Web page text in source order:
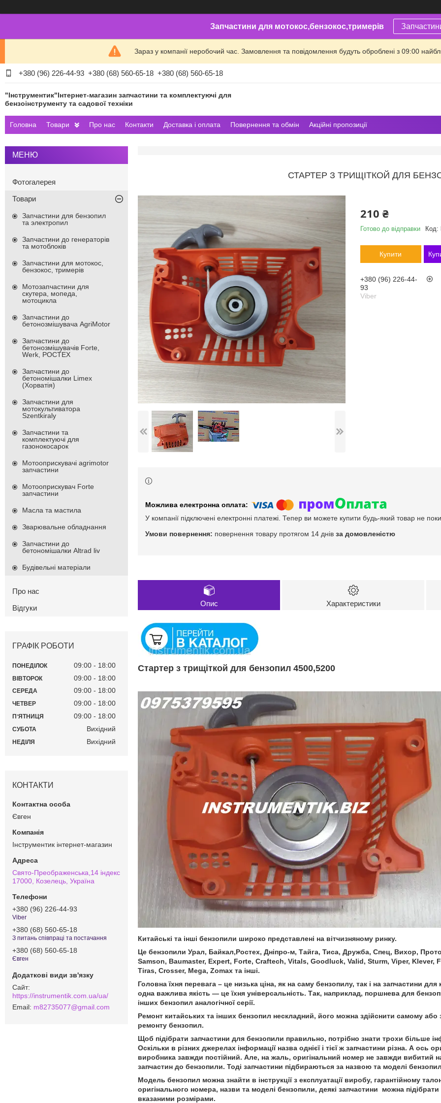
Запчастини для мотокос,бензокос,тримерів
Зараз у компанії неробочий час. Замовлення та повідомлення будуть оброблені з 09:00
+380 (96) 226-44-93 +380 (68) 560-65-18 +380 (68) 560-65-18
"Інструментик"Інтернет-магазин запчастини та комплектуючі для
бензоінструменту та садової техніки
Головна Товари Про нас Контакти Доставка і оплата Повернення та обмін Акційні пропозиції
СТАРТЕР З ТРИЩІТКОЙ ДЛЯ
210 ₴
Готово до відправки Код:
Купити
+380 (96) 226-44-
93
Viber
У компанії підключені електронні платежі. Тепер ви можете купити будь-який товар не
повернення товару протягом 14 днів за домовленістю
Опис Характеристики
Стартер з трищіткой для бензопил 4500,5200
Китайські та інші бензопили широко представлені на вітчизняному ринку.
Це бензопили Урал, Байкал,Ростех, Дніпро-м, Тайга, Тиса, Дружба, Спец, Вихор,
Samson, Baumaster, Expert, Forte, Craftech, Vitals, Goodluck, Valid, Sturm, Viper, Klever,
Tiras, Crosser, Mega, Zomax та інші.
Головна їхня перевага – це низька ціна, як на саму бензопилу, так і на запчастини
одна важлива якість — це їхня універсальність. Так, наприклад, поршнева для
інших бензопил аналогічної серії.
Ремонт китайських та інших бензопил нескладний, його можна здійснити самому або
ремонту бензопил.
Щоб підібрати запчастини для бензопили правильно, потрібно знати трохи більше
Оскільки в різних джерелах інформації назва однієї і тієї ж запчастини різна. А ось
виробника завжди постійний. Але, на жаль, оригінальний номер не завжди вибитий
запчастин до бензопили. Тоді запчастини підбираються за назвою та моделі
Модель бензопил можна знайти в інструкції з експлуатації виробу, гарантійному
оригінального номера, назви та моделі бензопили, деякі запчастини можна
вказаними розмірами.
Фотогалерея
Товари
Запчастини для бензопил
та электропил
Запчастини до генераторів
та мотоблоків
Запчастини для мотокос,
бензокос, тримерів
Мотозапчастини для
скутера, мопеда,
мотоцикла
Запчастини до
бетонозмішувача AgriMotor
Запчастини до
бетонозмішувачів Forte,
Werk, РОСТЕХ
Запчастини до
бетономішалки Limex
(Хорватія)
Запчастини для
мотокультиватора
Szentkiraly
Запчастини та
комплектуючі для
газонокосарок
Мотооприскувачі agrimotor
запчастини
Мотооприскувач Forte
запчастини
Масла та мастила
Зварювальне обладнання
Запчастини до
бетономішалки Altrad liv
Будівельні матеріали
Про нас
Відгуки
ГРАФІК РОБОТИ
ПОНЕДІЛОК 09:00 18:00
ВІВТОРОК 09:00 18:00
СЕРЕДА 09:00 18:00
ЧЕТВЕР 09:00 18:00
ПʼЯТНИЦЯ 09:00 18:00
СУБОТА Вихідний
НЕДІЛЯ Вихідний
КОНТАКТИ
Євген
Інструментик інтернет-магазин
Свято-Преображенська,14 індекс
17000, Козелець, Україна
+380 (96) 226-44-93
Viber
+380 (68) 560-65-18
З питань співпраці та постачання
+380 (68) 560-65-18
Євген
https://instrumentik.com.ua/ua/
m82735077@gmail.com